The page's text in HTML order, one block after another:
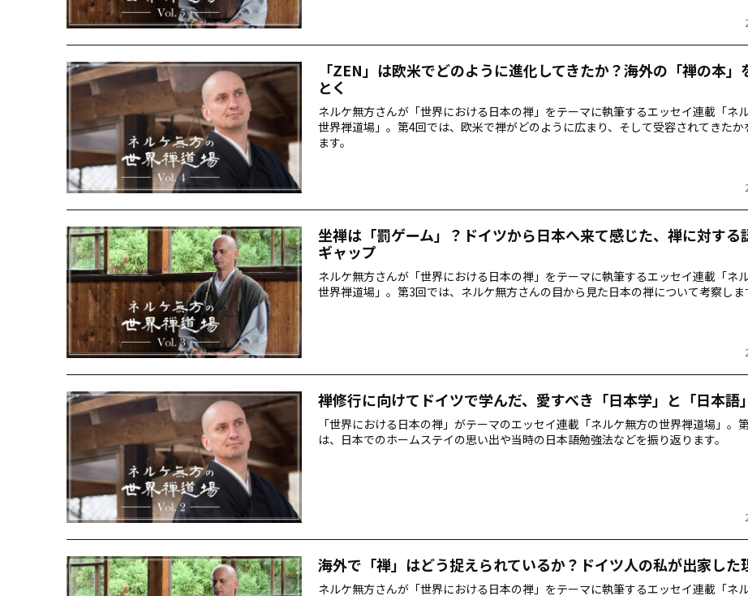
「ZEN」は欧米でどのように進化してきたか？海外の「禅の本」
とく
ネルケ無方さんが「世界における日本の禅」をテーマに執筆するエッセイ連載「ネ
世界禅道場」。第4回では、欧米で禅がどのように広まり、そして受容されてきたか
ます。
坐禅は「罰ゲーム」？ドイツから日本へ来て感じた、禅に対する
ギャップ
ネルケ無方さんが「世界における日本の禅」をテーマに執筆するエッセイ連載「ネ
世界禅道場」。第3回では、ネルケ無方さんの目から見た日本の禅について考察しま
禅修行に向けてドイツで学んだ、愛すべき「日本学」と「日本語」
「世界における日本の禅」がテーマのエッセイ連載「ネルケ無方の世界禅道場」。
は、日本でのホームステイの思い出や当時の日本語勉強法などを振り返ります。
海外で「禅」はどう捉えられているか？ドイツ人の私が出家した
ネルケ無方さんが「世界における日本の禅」をテーマに執筆するエッセイ連載「ネ